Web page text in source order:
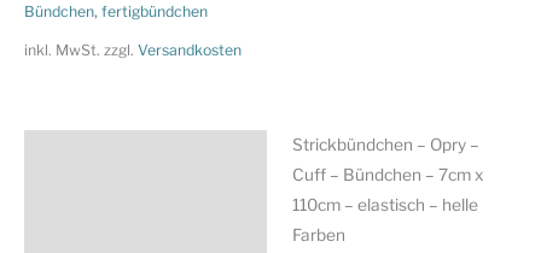
Cuff
-
7cm
Bündchen, fertigbündchen
inkl. MwSt. zzgl. Versandkosten
Strickbündchen – Opry –
Cuff – Bündchen – 7cm x
110cm – elastisch – helle
Farben